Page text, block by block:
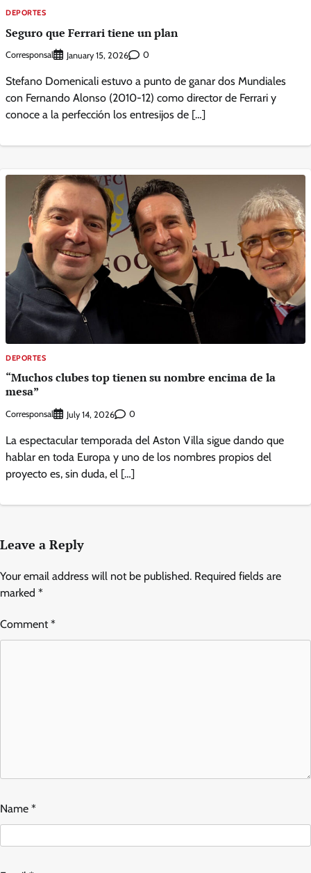
DEPORTES
Seguro que Ferrari tiene un plan
Corresponsal January 15, 2026 0
Stefano Domenicali estuvo a punto de ganar dos Mundiales
con Fernando Alonso (2010-12) como director de Ferrari y
conoce a la perfección los entresijos de […]
DEPORTES
“Muchos clubes top tienen su nombre encima de la
mesa”
Corresponsal July 14, 2026 0
La espectacular temporada del Aston Villa sigue dando que
hablar en toda Europa y uno de los nombres propios del
proyecto es, sin duda, el […]
Leave a Reply
Your email address will not be published. Required fields are
marked *
Comment*
Name *